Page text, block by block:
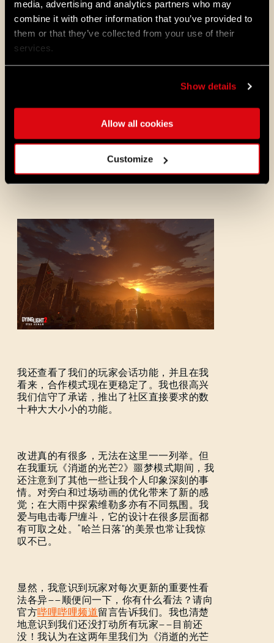
media, advertising and analytics partners who may
combine it with other information that you’ve provided to
them or that they’ve collected from your use of their
services.
Show details
Allow all cookies
Customize
节奏输出内容，这意味着你很容易忽略这样
一个事实：这些内容细算下来可能数以百
计。我认为它们优化了几乎所有游戏内的元
素。
这些主要的体现呢，举个例子就是，我们添
和修理武器或幻化的可能性。画面方面也发
生了很多变化。游戏有了新的天空环境和光
照，改进了环境和室内细节，以及新增了大
量的自定义可能性，包括技术参数和众多的
调色选项。
我还查看了我们的玩家会话功能，并且在我
看来，合作模式现在更稳定了。我也很高兴
我们信守了承诺，推出了社区直接要求的数
十种大大小小的功能。
改进真的有很多，无法在这里一一列举。但
在我重玩《消逝的光芒2》噩梦模式期间，我
还注意到了其他一些让我个人印象深刻的事
情。对旁白和过场动画的优化带来了新的感
觉；在大雨中探索维勒多亦有不同氛围。我
爱与电击毒尸缠斗，它的设计在很多层面都
有可取之处。“哈兰日落”的美景也常让我惊
叹不已。
显然，我意识到玩家对每次更新的重要性看
法各异——顺便问一下，你有什么看法？请向
官方哔哩哔哩频道留言告诉我们。我也清楚
地意识到我们还没打动所有玩家——目前还
没！我认为在这两年里我们为《消逝的光芒
刚来到Dying Light Outpost？